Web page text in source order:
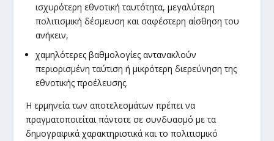
ισχυρότερη εθνοτική ταυτότητα, μεγαλύτερη
πολιτισμική δέσμευση και σαφέστερη αίσθηση του
ανήκειν,
χαμηλότερες βαθμολογίες αντανακλούν
περιορισμένη ταύτιση ή μικρότερη διερεύνηση της
εθνοτικής προέλευσης.
Η ερμηνεία των αποτελεσμάτων πρέπει να
πραγματοποιείται πάντοτε σε συνδυασμό με τα
δημογραφικά χαρακτηριστικά και το πολιτισμικό